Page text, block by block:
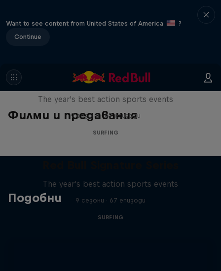
Want to see content from United States of America
?
Continue
Филми и предавания
Red Bull Signature Series
The year's best action sports events
9 сезони · 67 епизоди
SURFING
Подобни
The year's best action sports events
9 сезони · 67 епизоди
SURFING